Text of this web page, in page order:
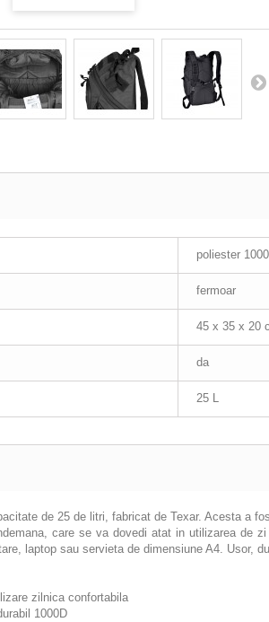
poliester
fermoar
45 x 35 x 20
da
25 L
de 25 de litri, fabricat de Texar. Acesta a
care se va dovedi atat in ​​utilizarea de
laptop sau servieta de dimensiune A4. Usor,
zilnica confortabila
1000D